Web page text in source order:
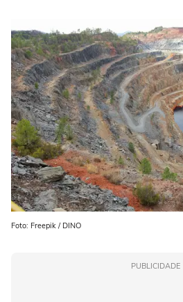
Foto: Freepik / DINO
PUBLICIDADE